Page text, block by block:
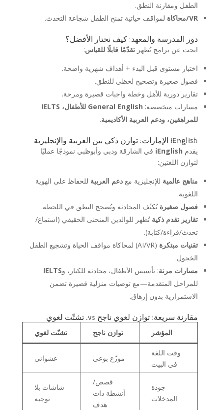
الطفل ومقارنة النطق.
VR/محاكاة
لمواقف حياتية تمنح الطفل شجاعة التحدث.
دور المدرسة والمعهد: كيف نختار الأفضل؟
ابحث عن برامج تُظهر تقدّمًا قابلًا للقياس:
اختبار مستوى قبل البدء + أهداف شهرية واضحة.
فصول صغيرة وتصحيح لحظي للنطق.
تقارير دورية للأهل وخطة واجبات قصيرة ومرحة.
مسارات متخصصة:
General English للأطفال، IELTS
للمراهقين، ودعم العربية الأكاديمية.
iEnglish الإمارات: توازن ذكي بين العربية والإنجليزية
يقدم iEnglish في الشارقة ودبي وأبوظبي نموذجًا عمليًا
لتوازن اللغتين:
مناهج عالمية للإنجليزية مع دعم العربية للحفاظ على الهوية
اللغوية.
فصول صغيرة تُكثّف المحادثة وتُصحح النطق في اللحظة.
تقارير تقدم ذكية تُظهر للوالدين المنحنى الحقيقي (استماع/
تحدث/قراءة/كتابة).
تقنيات مبتكرة
(AI/VR) لمحاكاة مواقف الحياة وتشجيع الطفل
الخجول.
مسارات مرنة: تأسيس الأطفال، محادثة للكبار، وIELTS
للمراحل المتقدمة—مع توصيات منزلية قصيرة تضمن
الاستمرارية بدون إرهاق.
مقارنة سريعة: توازن لغوي ناجح vs. تشتّت لغوي
المؤشر
توازن ناجح تشتّت لغوي
وقت اللغة
في البيت
موزّع بوعي عشوائي
جودة
المدخلات
قصص/
أنشطة ذات
هدف
شاشات بلا
توجيه